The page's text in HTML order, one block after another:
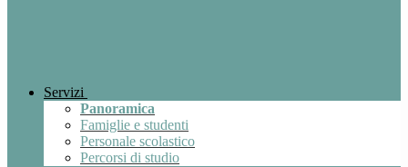
Servizi
Panoramica
Famiglie e studenti
Personale scolastico
Percorsi di studio